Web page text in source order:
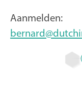
Aanmelden: